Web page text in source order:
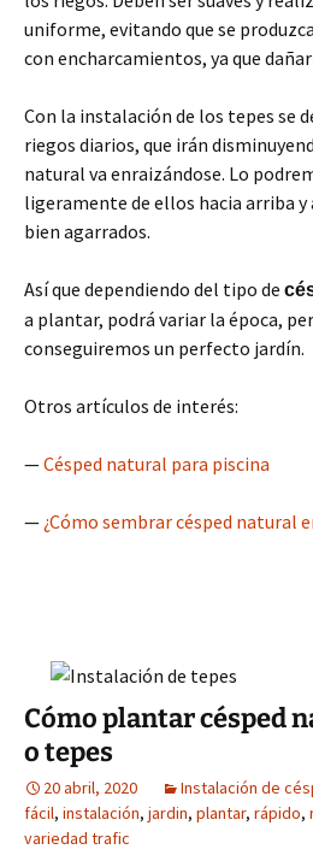
uniforme, evitando que se
con encharcamientos, ya que
Con la instalación de los tepes se
riegos diarios, que irán
natural va enraizándose. Lo
ligeramente de ellos hacia arriba
bien agarrados.
Así que dependiendo del tipo de
a plantar, podrá variar la época,
conseguiremos un perfecto jardín.
Otros artículos de interés:
—Césped natural para piscina
— ¿Cómo sembrar césped natural
Cómo plantar césped
o tepes
20 abril, 2020 Instalación de
fácil, instalación, jardin, plantar, rápido,
variedad trafic